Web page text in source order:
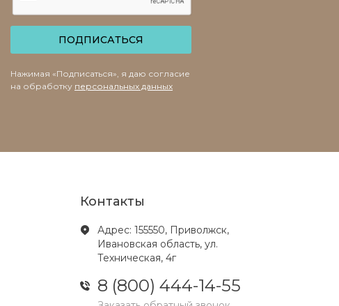
ПОДПИСАТЬСЯ
Нажимая «Подписаться», я даю согласие
на обработку персональных данных
Контакты
Адрес: 155550, Приволжск,
Ивановская область, ул.
Техническая, 4г
8 (800) 444-14-55